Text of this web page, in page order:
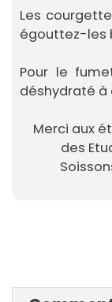
Les
égouttez-les
Pour le
déshydraté à
Merci aux
des